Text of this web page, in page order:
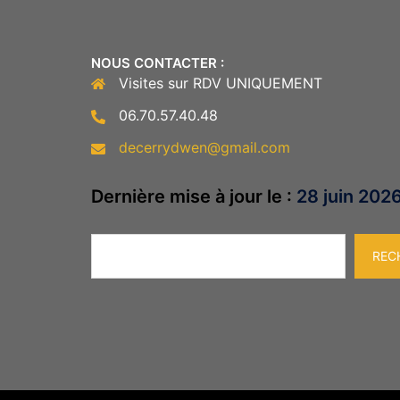
NOUS CONTACTER :
Visites sur RDV UNIQUEMENT
06.70.57.40.48
decerrydwen@gmail.com
Dernière mise à jour le : 28 juin